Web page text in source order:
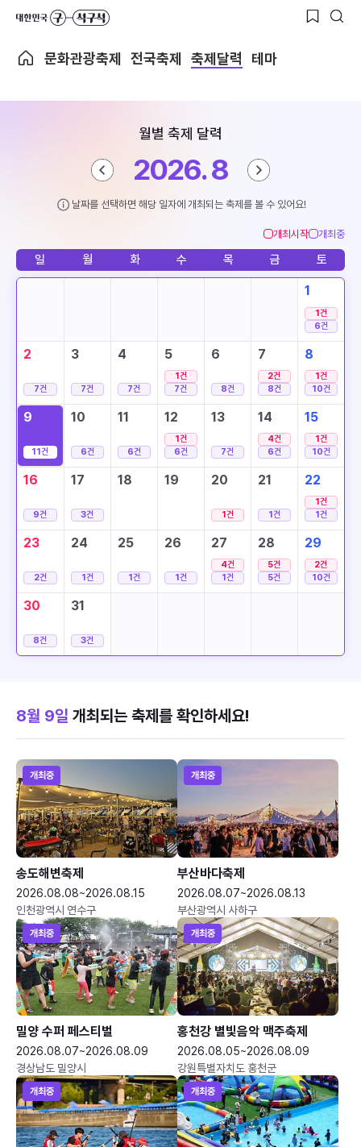
문화관광축제 전국축제 축제달력 테마
월별 축제 달력
2026. 8
날짜를 선택하면 해당 일자에 개최되는 축제를 볼 수 있어요!
개최시작 개최중
일 월 화 수 목 금 토
1
1건
6건
2
7건
3
7건
4
7건
5
1건
7건
6
8건
7
2건
8건
8
1건
10건
9
11건
10
6건
11
6건
12
1건
6건
13
7건
14
4건
6건
15
1건
10건
16
9건
17
3건
18 19 20
1건
21
1건
22
1건
1건
23
2건
24
1건
25
1건
26
1건
27
4건
1건
28
5건
5건
29
2건
10건
30
8건
31
3건
8월 9일 개최되는 축제를 확인하세요!
개최중
송도해변축제
2026.08.08~2026.08.15
인천광역시 연수구
개최중
부산바다축제
2026.08.07~2026.08.13
부산광역시 사하구
개최중
밀양 수퍼 페스티벌
2026.08.07~2026.08.09
경상남도 밀양시
개최중
홍천강 별빛음악 맥주축제
2026.08.05~2026.08.09
강원특별자치도 홍천군
개최중 개최중